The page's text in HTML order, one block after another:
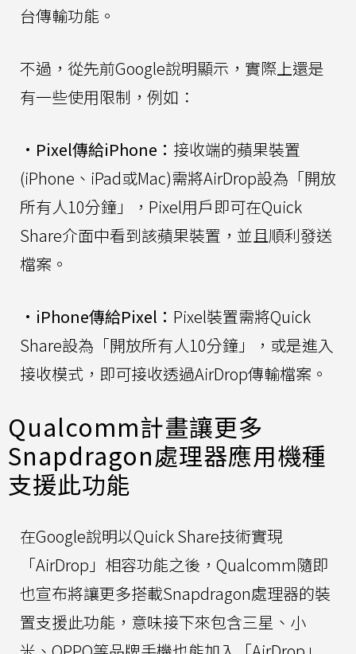
台傳輸功能。
不過，從先前Google說明顯示，實際上還是
有一些使用限制，例如：
• Pixel傳給iPhone： 接收端的蘋果裝置
(iPhone、iPad或Mac)需將AirDrop設為「開放
所有人10分鐘」，Pixel用戶即可在Quick
Share介面中看到該蘋果裝置，並且順利發送
檔案。
• iPhone傳給Pixel： Pixel裝置需將Quick
Share設為「開放所有人10分鐘」，或是進入
接收模式，即可接收透過AirDrop傳輸檔案。
Qualcomm計畫讓更多
Snapdragon處理器應用機種
支援此功能
在Google說明以Quick Share技術實現
「AirDrop」相容功能之後，Qualcomm隨即
也宣布將讓更多搭載Snapdragon處理器的裝
置支援此功能，意味接下來包含三星、小